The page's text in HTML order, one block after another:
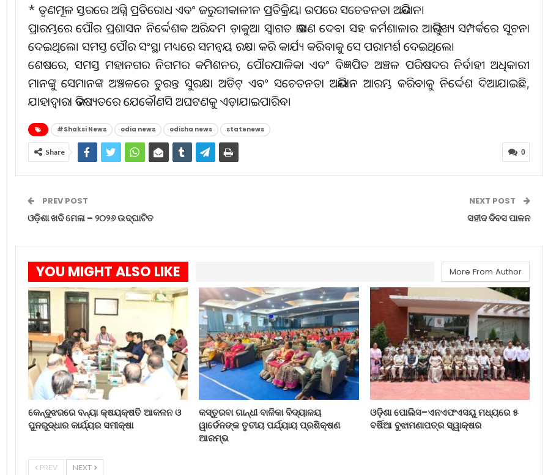
* ତୃଣମୂଳ ସ୍ତରରେ ଅଗ୍ନି ପ୍ରତିରୋଧ ଏବଂ ଜରୁରୀକାଳୀନ ପ୍ରତିକ୍ରିୟା ଉପରେ ସଚେତନତା ଅଭିଯାନ।
ପ୍ରାରମ୍ଭରେ ପୌର ପ୍ରଶାସନ ନିର୍ଦ୍ଦେଶକ ଅରିନ୍ଦମ ଡ଼ାକୁଆ ସ୍ୱାଗତ ଭାଷଣ ଦେବା ସହ କର୍ମଶାଳାର ଆଭିମୁଖ୍ୟ ସମ୍ପର୍କରେ ସୂଚନା
ଦେଇଥିଲେ। ସମସ୍ତ ପୌର ସଂସ୍ଥା ମଧ୍ୟରେ ସମନ୍ୱୟ ରକ୍ଷା କରି କାର୍ଯ୍ୟ କରିବାକୁ ସେ ପରାମର୍ଶ ଦେଇଥିଲେ।
ଶେଷରେ, ସମସ୍ତ ମହାନଗର ନିଗମର କମିଶନର, ପୌରପାଳିକା ଏବଂ ବିଜ୍ଞପିତ ଅଞ୍ଚଳ ପରିଷଦର ନିର୍ବାହୀ ଅଧିକାରୀ
ମାନଙ୍କୁ ସେମାନଙ୍କ ଅଞ୍ଚଳରେ ତୁରନ୍ତ ସୁରକ୍ଷା ଅଡିଟ୍ ଏବଂ ସଚେତନତା ଅଭିଯାନ ଆରମ୍ଭ କରିବାକୁ ନିର୍ଦ୍ଦେଶ ଦିଆଯାଇଛି,
ଯାହାଦ୍ୱାରା ଭବିଷ୍ୟତରେ ଯେକୌଣସି ଅଘଟଣକୁ ଏଡ଼ାଯାଇପାରିବ।
#Shaksi News odia news odisha news statenews
0
Share
PREV POST
ଓଡ଼ିଶା ଖଦି ମେଳା – ୨୦୨୬ ଉଦ୍‌ଘାଟିତ
NEXT POST
ସହୀଦ ଦିବସ ପାଳନ
YOU MIGHT ALSO LIKE More From Author
କେନ୍ଦୁଝରରେ ବନ୍ୟା କ୍ଷୟକ୍ଷତି ଆକଳନ ଓ
ପୁନରୁଦ୍ଧାର କାର୍ଯ୍ୟର ସମୀକ୍ଷା
କସ୍ତୁରବା ଗାନ୍ଧୀ ବାଳିକା ବିଦ୍ୟାଳୟ
ୱାର୍ଡେନଙ୍କ ତୃତୀୟ ପର୍ଯ୍ୟାୟ ପ୍ରଶିକ୍ଷଣ
ଆରମ୍ଭ
ଓଡ଼ିଶା ପୋଲିସ–ଏନଏଫଏସୟୁ ମଧ୍ୟରେ ୫
ବର୍ଷିଆ ବୁଝାମଣାପତ୍ର ସ୍ୱାକ୍ଷର
PREV NEXT